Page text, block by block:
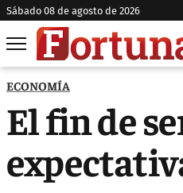
sábado 08 de agosto de 2026
ECONOMÍA
El fin de